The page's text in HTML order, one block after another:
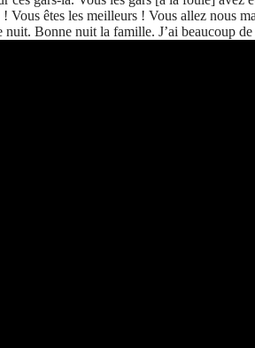
êtes les meilleurs ! Vous allez nous
Bonne nuit la famille. J’ai beaucoup